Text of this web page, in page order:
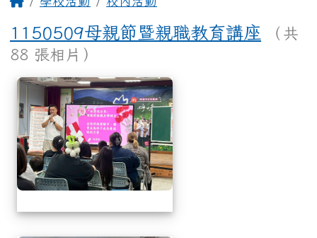
1150509母親節暨親職教育講座
（共
88 張相片）
相簿列表 1150509母親節暨親職